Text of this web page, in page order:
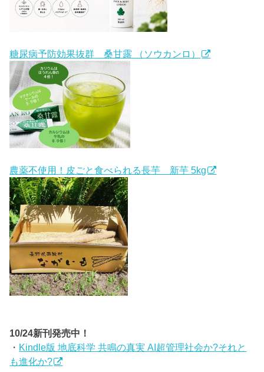
糖尿病予防効果抜群 桑甘露 （ソウカンロ）
農薬不使用！皮ごと食べられる長芋 新芋 5kg
10/24新刊発売中！
・ Kindle版 地底科学 共鳴の真実 AI超管理社会か?それと
も進化か?